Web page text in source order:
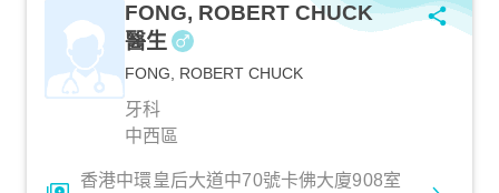
FONG, ROBERT CHUCK
醫生
FONG, ROBERT CHUCK
牙科
中西區
香港中環皇后大道中70號卡佛大廈908室